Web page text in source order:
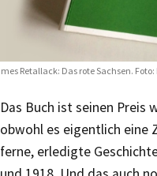
Retallack: Das rote Sachsen. Foto:
Das Buch ist seinen Preis
obwohl es eigentlich eine
ferne, erledigte